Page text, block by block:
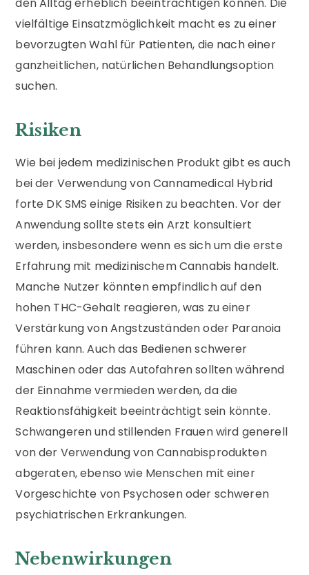
vielfältige Einsatzmöglichkeit macht es zu einer
bevorzugten Wahl für Patienten, die nach einer
ganzheitlichen, natürlichen Behandlungsoption
suchen.
Risiken
Wie bei jedem medizinischen Produkt gibt es auch
bei der Verwendung von Cannamedical Hybrid
forte DK SMS einige Risiken zu beachten. Vor der
Anwendung sollte stets ein Arzt konsultiert
werden, insbesondere wenn es sich um die erste
Erfahrung mit medizinischem Cannabis handelt.
Manche Nutzer könnten empfindlich auf den
hohen THC-Gehalt reagieren, was zu einer
Verstärkung von Angstzuständen oder Paranoia
führen kann. Auch das Bedienen schwerer
Maschinen oder das Autofahren sollten während
der Einnahme vermieden werden, da die
Reaktionsfähigkeit beeinträchtigt sein könnte.
Schwangeren und stillenden Frauen wird generell
von der Verwendung von Cannabisprodukten
abgeraten, ebenso wie Menschen mit einer
Vorgeschichte von Psychosen oder schweren
psychiatrischen Erkrankungen.
Nebenwirkungen